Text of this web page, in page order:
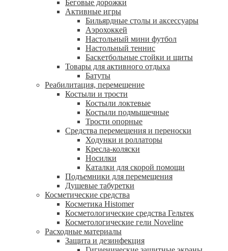
Беговые дорожки
Активные игры
Бильярдные столы и аксессуары
Аэрохоккей
Настольный мини футбол
Настольный теннис
Баскетбольные стойки и щиты
Товары для активного отдыха
Батуты
Реабилитация, перемещение
Костыли и трости
Костыли локтевые
Костыли подмышечные
Трости опорные
Средства перемещения и переноски
Ходунки и роллаторы
Кресла-коляски
Носилки
Каталки для скорой помощи
Подъемники для перемещения
Душевые табуретки
Косметические средства
Косметика Histomer
Косметологические средства Гельтек
Косметологические гели Noveline
Расходные материалы
Защита и дезинфекция